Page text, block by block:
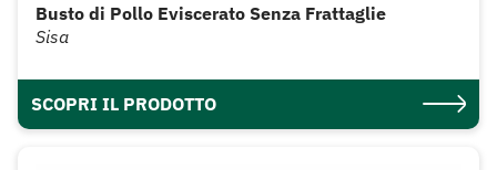
Busto di Pollo Eviscerato Senza Frattaglie
Sisa
SCOPRI IL PRODOTTO